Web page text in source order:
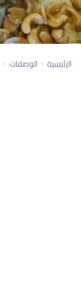
الرئيسية الوصفات